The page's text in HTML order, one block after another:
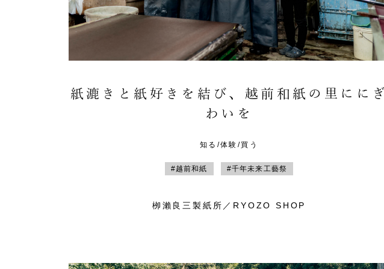
紙漉きと紙好きを結び、越前和紙の里ににぎ
わいを
知る/体験/買う
#越前和紙 #千年未来工藝祭
栁瀨良三製紙所／RYOZO SHOP